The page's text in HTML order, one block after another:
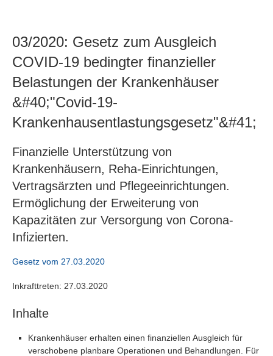
03/2020: Gesetz zum Ausgleich
COVID-19 bedingter finanzieller
Belastungen der Krankenhäuser
&#40;"Covid-19-
Krankenhausentlastungsgesetz"&#41;
Finanzielle Unterstützung von
Krankenhäusern, Reha-Einrichtungen,
Vertragsärzten und Pflegeeinrichtungen.
Ermöglichung der Erweiterung von
Kapazitäten zur Versorgung von Corona-
Infizierten.
Gesetz vom 27.03.2020
Inkrafttreten: 27.03.2020
Inhalte
Krankenhäuser erhalten einen finanziellen Ausgleich für
verschobene planbare Operationen und Behandlungen. Für